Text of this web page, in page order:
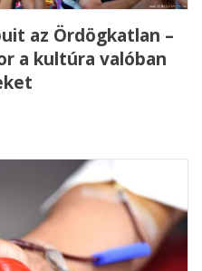
az Ördögkatlan –
a kultúra valóban